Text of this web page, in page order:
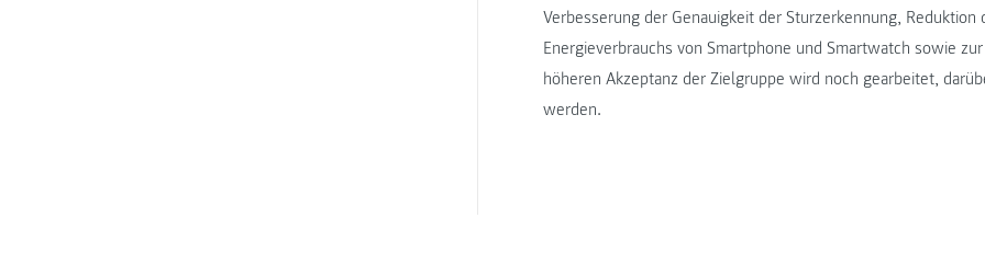
Verbesserung der Genauigkeit der Sturzerkennung,
Energieverbrauchs von Smartphone und Smartwatch sowie
höheren Akzeptanz der Zielgruppe wird noch gearbeitet,
werden.